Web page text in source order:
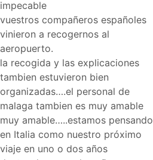
impecable
vuestros compañeros españoles
vinieron a recogernos al
aeropuerto.
la recogida y las explicaciones
tambien estuvieron bien
organizadas….el personal de
malaga tambien es muy amable
muy amable…..estamos pensando
en Italia como nuestro próximo
viaje en uno o dos años